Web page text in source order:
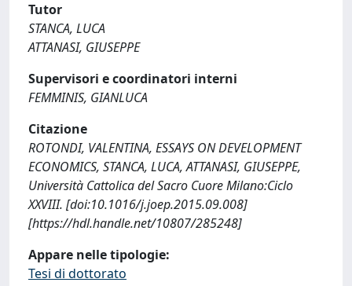
Tutor
STANCA, LUCA
ATTANASI, GIUSEPPE
Supervisori e coordinatori interni
FEMMINIS, GIANLUCA
Citazione
ROTONDI, VALENTINA, ESSAYS ON DEVELOPMENT
ECONOMICS, STANCA, LUCA, ATTANASI, GIUSEPPE,
Università Cattolica del Sacro Cuore Milano:Ciclo
XXVIII. [doi:10.1016/j.joep.2015.09.008]
[https://hdl.handle.net/10807/285248]
Appare nelle tipologie:
Tesi di dottorato